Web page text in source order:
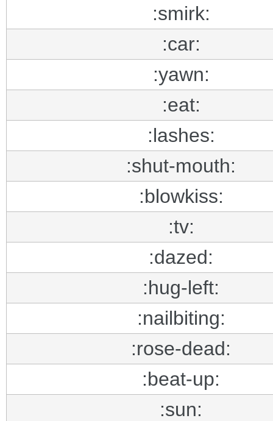
:smirk:
:car:
:yawn:
:eat:
:lashes:
:shut-mouth:
:blowkiss:
:tv:
:dazed:
:hug-left:
:nailbiting:
:rose-dead:
:beat-up:
:sun: